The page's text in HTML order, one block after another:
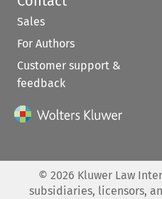
Sales
For Authors
Customer support &
feedback
© 2026 Kluwer Law
subsidiaries, licensors,